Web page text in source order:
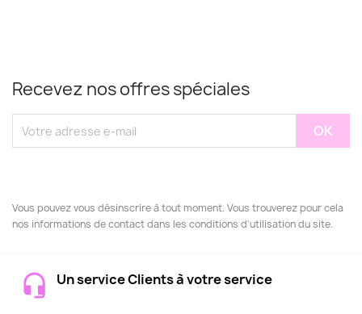
Recevez nos offres spéciales
Vous pouvez vous désinscrire à tout moment. Vous trouverez pour cela
nos informations de contact dans les conditions d'utilisation du site.
Un service Clients à votre service